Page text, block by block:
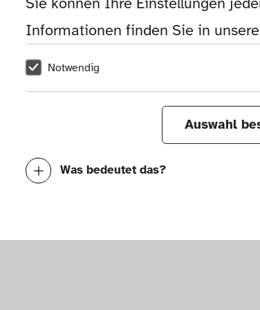
Informationen finden Sie in
Notwendig
Auswahl
Was bedeutet das?